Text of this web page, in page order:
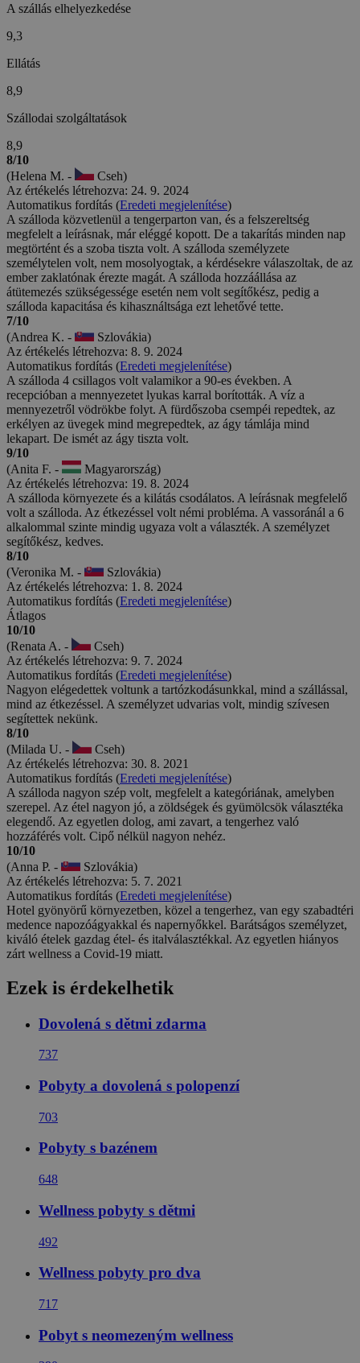
A szállás elhelyezkedése
9,3
Ellátás
8,9
Szállodai szolgáltatások
8,9
8/10
(Helena M. -
Cseh)
Az értékelés létrehozva: 24. 9. 2024
Automatikus fordítás (Eredeti megjelenítése)
A szálloda közvetlenül a tengerparton van, és a felszereltség
megfelelt a leírásnak, már eléggé kopott. De a takarítás minden nap
megtörtént és a szoba tiszta volt. A szálloda személyzete
személytelen volt, nem mosolyogtak, a kérdésekre válaszoltak, de az
ember zaklatónak érezte magát. A szálloda hozzáállása az
átütemezés szükségessége esetén nem volt segítőkész, pedig a
szálloda kapacitása és kihasználtsága ezt lehetővé tette.
7/10
(Andrea K. -
Szlovákia)
Az értékelés létrehozva: 8. 9. 2024
Automatikus fordítás (Eredeti megjelenítése)
A szálloda 4 csillagos volt valamikor a 90-es években. A
recepcióban a mennyezetet lyukas karral borították. A víz a
mennyezetről vödrökbe folyt. A fürdőszoba csempéi repedtek, az
erkélyen az üvegek mind megrepedtek, az ágy támlája mind
lekapart. De ismét az ágy tiszta volt.
9/10
(Anita F. -
Magyarország)
Az értékelés létrehozva: 19. 8. 2024
A szálloda környezete és a kilátás csodálatos. A leírásnak megfelelő
volt a szálloda. Az étkezéssel volt némi probléma. A vassoránál a 6
alkalommal szinte mindig ugyaza volt a választék. A személyzet
segítőkész, kedves.
8/10
(Veronika M. -
Szlovákia)
Az értékelés létrehozva: 1. 8. 2024
Automatikus fordítás (Eredeti megjelenítése)
Átlagos
10/10
(Renata A. -
Cseh)
Az értékelés létrehozva: 9. 7. 2024
Automatikus fordítás (Eredeti megjelenítése)
Nagyon elégedettek voltunk a tartózkodásunkkal, mind a szállással,
mind az étkezéssel. A személyzet udvarias volt, mindig szívesen
segítettek nekünk.
8/10
(Milada U. -
Cseh)
Az értékelés létrehozva: 30. 8. 2021
Automatikus fordítás (Eredeti megjelenítése)
A szálloda nagyon szép volt, megfelelt a kategóriának, amelyben
szerepel. Az étel nagyon jó, a zöldségek és gyümölcsök választéka
elegendő. Az egyetlen dolog, ami zavart, a tengerhez való
hozzáférés volt. Cipő nélkül nagyon nehéz.
10/10
(Anna P. -
Szlovákia)
Az értékelés létrehozva: 5. 7. 2021
Automatikus fordítás (Eredeti megjelenítése)
Hotel gyönyörű környezetben, közel a tengerhez, van egy szabadtéri
medence napozóágyakkal és napernyőkkel. Barátságos személyzet,
kiváló ételek gazdag étel- és italválasztékkal. Az egyetlen hiányos
zárt wellness a Covid-19 miatt.
Ezek is érdekelhetik
Dovolená s dětmi zdarma
737
Pobyty a dovolená s polopenzí
703
Pobyty s bazénem
648
Wellness pobyty s dětmi
492
Wellness pobyty pro dva
717
Pobyt s neomezeným wellness